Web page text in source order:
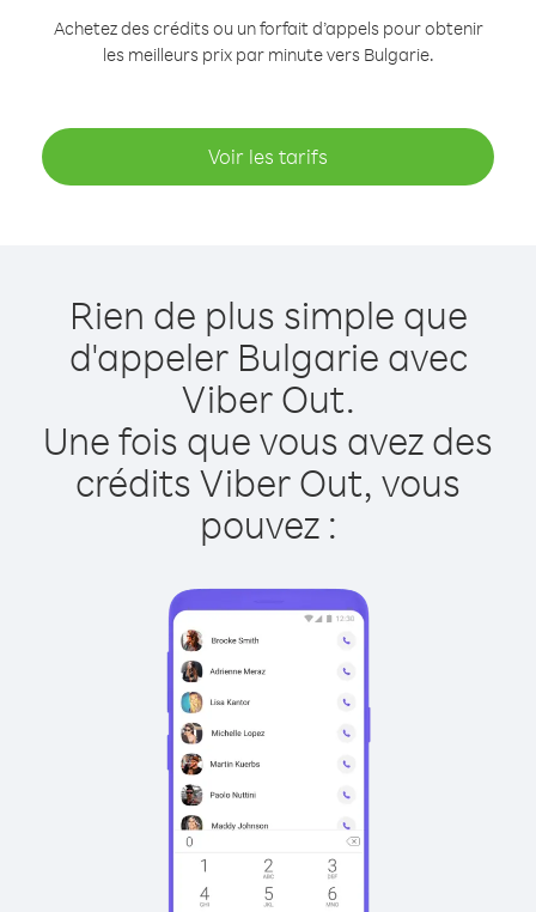
Achetez des crédits ou un forfait d’appels pour obtenir
les meilleurs prix par minute vers Bulgarie.
Voir les tarifs
Rien de plus simple que
d'appeler Bulgarie avec
Viber Out.
Une fois que vous avez des
crédits Viber Out, vous
pouvez :